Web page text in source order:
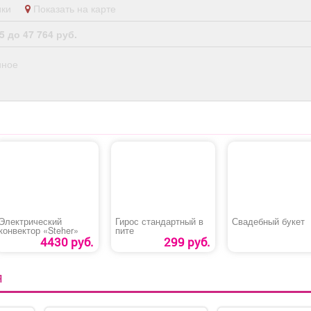
Показать на карте
до 47 764 руб.
Электрический
конвектор «Steher»
4430 руб.
Гирос стандартный в
пите
299 руб.
Свадебный букет